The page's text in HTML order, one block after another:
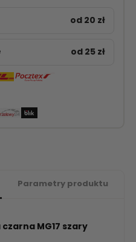
od 20 zł
od 25 zł
Parametry produktu
MG17 szary